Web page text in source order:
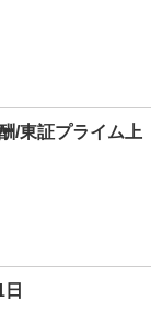
/東証プライム上